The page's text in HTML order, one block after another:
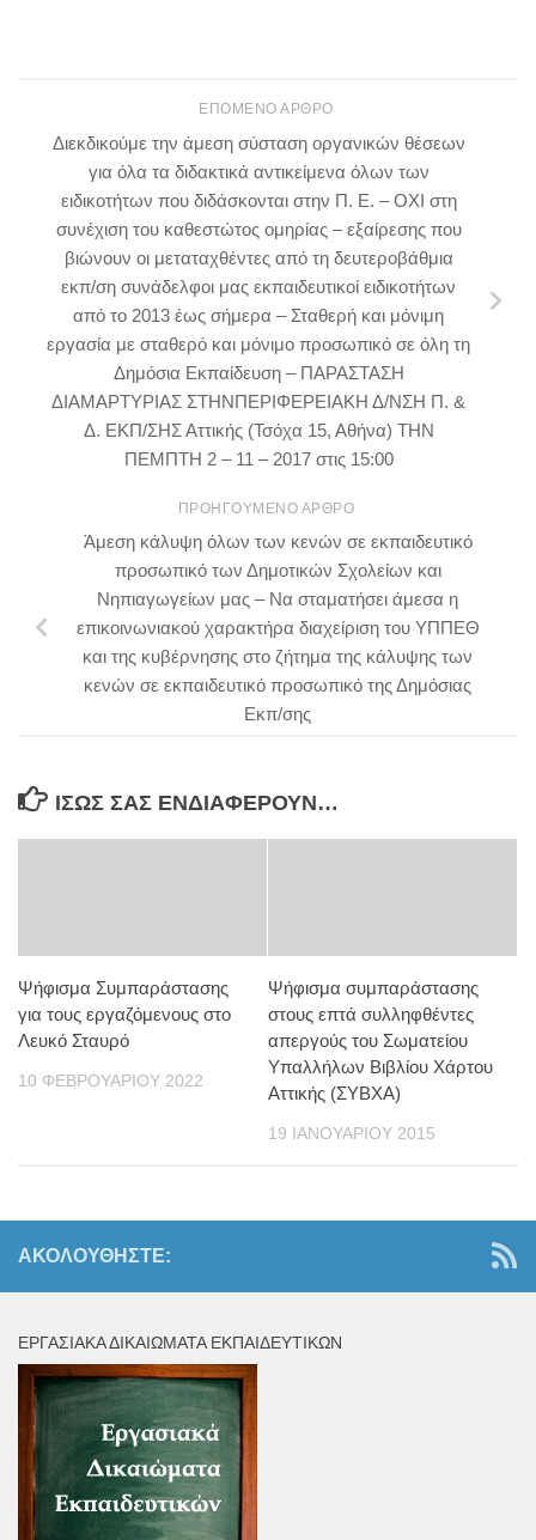
ΕΠΌΜΕΝΟ ΆΡΘΡΟ
Διεκδικούμε την άμεση σύσταση οργανικών θέσεων
για όλα τα διδακτικά αντικείμενα όλων των
ειδικοτήτων που διδάσκονται στην Π. Ε. – ΟΧΙ στη
συνέχιση του καθεστώτος ομηρίας – εξαίρεσης που
βιώνουν οι μεταταχθέντες από τη δευτεροβάθμια
εκπ/ση συνάδελφοι μας εκπαιδευτικοί ειδικοτήτων
από το 2013 έως σήμερα – Σταθερή και μόνιμη
εργασία με σταθερό και μόνιμο προσωπικό σε όλη τη
Δημόσια Εκπαίδευση – ΠΑΡΑΣΤΑΣΗ
ΔΙΑΜΑΡΤΥΡΙΑΣ ΣΤΗΝΠΕΡΙΦΕΡΕΙΑΚΗ Δ/ΝΣΗ Π. &
Δ. ΕΚΠ/ΣΗΣ Αττικής (Τσόχα 15, Αθήνα) ΤΗΝ
ΠΕΜΠΤΗ 2 – 11 – 2017 στις 15:00
ΠΡΟΗΓΟΎΜΕΝΟ ΆΡΘΡΟ
Άμεση κάλυψη όλων των κενών σε εκπαιδευτικό
προσωπικό των Δημοτικών Σχολείων και
Νηπιαγωγείων μας – Να σταματήσει άμεσα η
επικοινωνιακού χαρακτήρα διαχείριση του ΥΠΠΕΘ
και της κυβέρνησης στο ζήτημα της κάλυψης των
κενών σε εκπαιδευτικό προσωπικό της Δημόσιας
Εκπ/σης
ΊΣΩΣ ΣΑΣ ΕΝΔΙΑΦΈΡΟΥΝ…
Ψήφισμα Συμπαράστασης
για τους εργαζόμενους στο
Λευκό Σταυρό
10 ΦΕΒΡΟΥΑΡΊΟΥ 2022
Ψήφισμα συμπαράστασης
στους επτά συλληφθέντες
απεργούς του Σωματείου
Υπαλλήλων Βιβλίου Χάρτου
Αττικής (ΣΥΒΧΑ)
19 ΙΑΝΟΥΑΡΊΟΥ 2015
ΑΚΟΛΟΥΘΉΣΤΕ:
ΕΡΓΑΣΙΑΚΆ ΔΙΚΑΙΏΜΑΤΑ ΕΚΠΑΙΔΕΥΤΙΚΏΝ